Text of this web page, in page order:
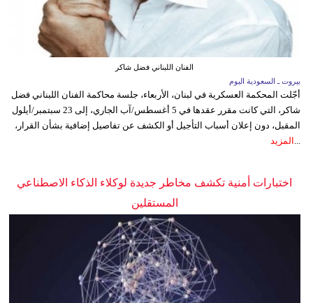
الفنان اللبناني فضل شاكر
بيروت ـ السعودية اليوم
أجّلت المحكمة العسكرية في لبنان، الأربعاء، جلسة محاكمة الفنان اللبناني فضل
شاكر، التي كانت مقرر عقدها في 5 أغسطس/آب الجاري، إلى 23 سبتمبر/أيلول
المقبل، دون إعلان أسباب التأجيل أو الكشف عن تفاصيل إضافية بشأن القرار،
المزيد
اختبارات أمنية تكشف مخاطر جديدة لوكلاء الذكاء الاصطناعي
المستقلين